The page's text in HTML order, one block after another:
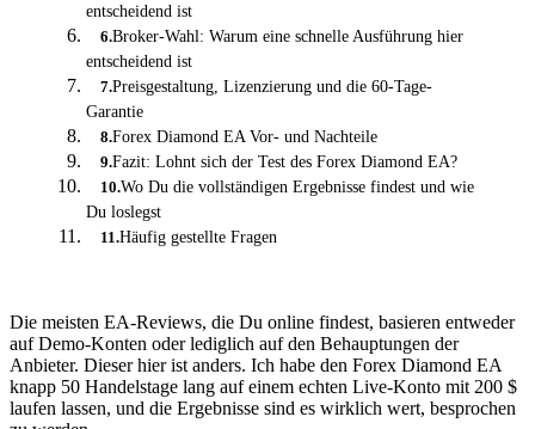
entscheidend ist
6.Broker-Wahl: Warum eine schnelle Ausführung hier
entscheidend ist
7.Preisgestaltung, Lizenzierung und die 60-Tage-
Garantie
8.Forex Diamond EA Vor- und Nachteile
9.Fazit: Lohnt sich der Test des Forex Diamond EA?
10.Wo Du die vollständigen Ergebnisse findest und wie
Du loslegst
11.Häufig gestellte Fragen
Die meisten EA-Reviews, die Du online findest, basieren entweder
auf Demo-Konten oder lediglich auf den Behauptungen der
Anbieter. Dieser hier ist anders. Ich habe den Forex Diamond EA
knapp 50 Handelstage lang auf einem echten Live-Konto mit 200 $
laufen lassen, und die Ergebnisse sind es wirklich wert, besprochen